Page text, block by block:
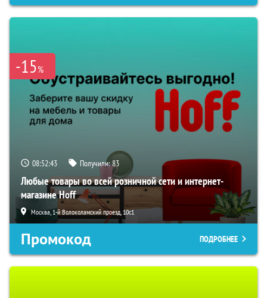
-15%
08:52:41 Получили:83
Любые товары во всей розничной сети и интернет-
магазине Hoff
Москва, 1-й Волоколамский проезд, 10с1
Промокод ПОДРОБНЕЕ